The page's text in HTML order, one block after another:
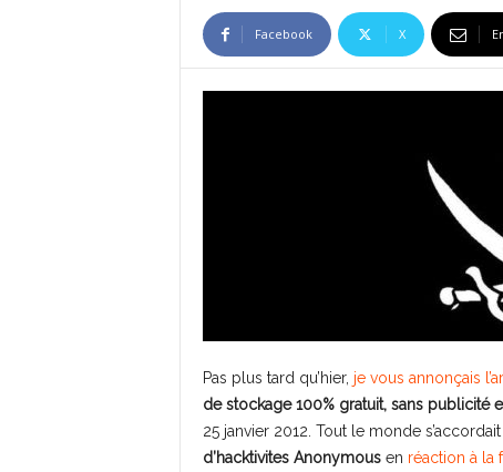
Facebook X
Pas plus tard qu’hier, je vous annonçais
de stockage 100% gratuit, sans publicité
25 janvier 2012. Tout le monde
d’hacktivites Anonymousen réaction à la